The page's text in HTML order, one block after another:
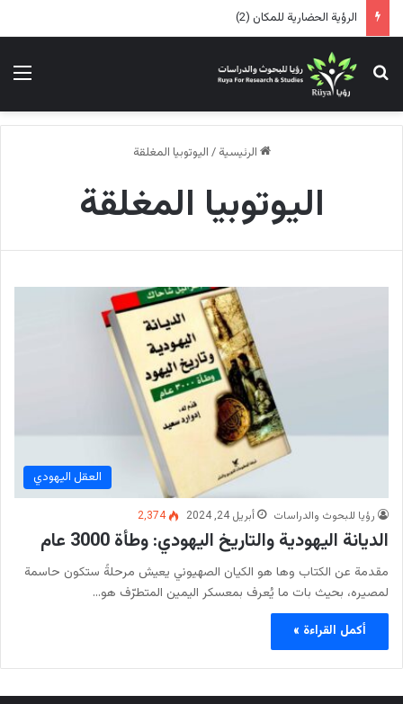
الرؤية الحضارية للمكان (2)
بحث عن
الرئيسية / اليوتوبيا المغلقة
اليوتوبيا المغلقة
العقل اليهودي
رؤيا للبحوث والدراسات أبريل 24, 2024 2٬374
الديانة اليهودية والتاريخ اليهودي: وطأة 3000 عام
مقدمة عن الكتاب وها هو الكيان الصهيوني يعيش مرحلةً ستكون حاسمة
لمصيره، بحيث بات ما يُعرف بمعسكر اليمين المتطرّف هو…
أكمل القراءة »